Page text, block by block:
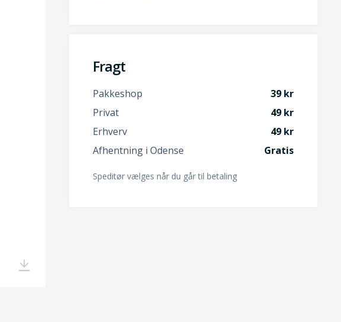
Fragt
Pakkeshop
39
Privat
49
Erhverv
49
Afhentning i Odense
Gratis
Speditør vælges når du går til betaling